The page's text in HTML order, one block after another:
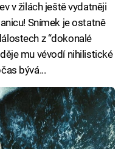
v žilách ještě vydatněji
Snímek je ostatně
z “dokonalé
mu vévodí nihilistické
bývá...